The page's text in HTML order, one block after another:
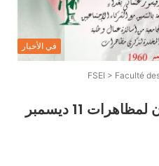
في الأخبار
FSEI > Faculté
الذكرى الخامسة و الستون لمظاهرات 11 ديسمبر